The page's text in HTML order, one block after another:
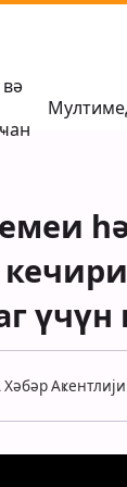
вә
үчүн
Аҝентлији